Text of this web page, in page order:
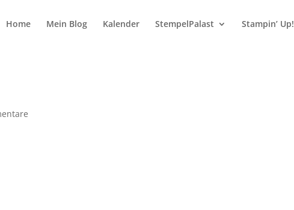
Home Mein Blog Kalender StempelPalast Stampin’ Up!